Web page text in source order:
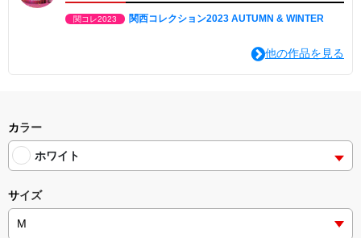
関コレ2023 関西コレクション2023 AUTUMN & WINTER
他の作品を見る
カラー
ホワイト
サイズ